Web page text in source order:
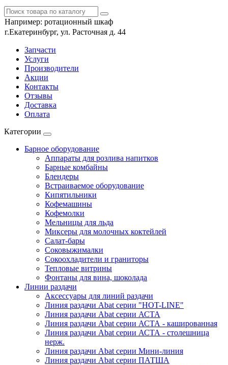
Например: ротационный шкаф
г.Екатеринбург, ул. Расточная д. 44
Запчасти
Услуги
Производители
Акции
Контакты
Отзывы
Доставка
Оплата
Категории
Барное оборудование
Аппараты для розлива напитков
Барные комбайны
Блендеры
Встраиваемое оборудование
Кипятильники
Кофемашины
Кофемолки
Мельницы для льда
Миксеры для молочных коктейлей
Салат-бары
Соковыжималки
Сокоохладители и граниторы
Тепловые витрины
Фонтаны для вина, шоколада
Линии раздачи
Аксессуары для линий раздачи
Линия раздачи Abat серии "HOT-LINE"
Линия раздачи Abat серии АСТА
Линия раздачи Abat серии АСТА - кашированная
Линия раздачи Abat серии АСТА - столешница
нерж.
Линия раздачи Abat серии Мини-линия
Линия раздачи Abat серии ПАТША